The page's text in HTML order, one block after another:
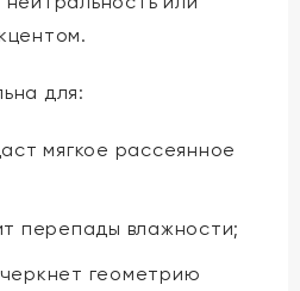
для:
мягкое рассеянное
перепады влажности;
геометрию